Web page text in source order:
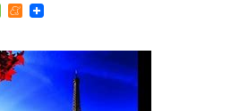
MessageMeneame